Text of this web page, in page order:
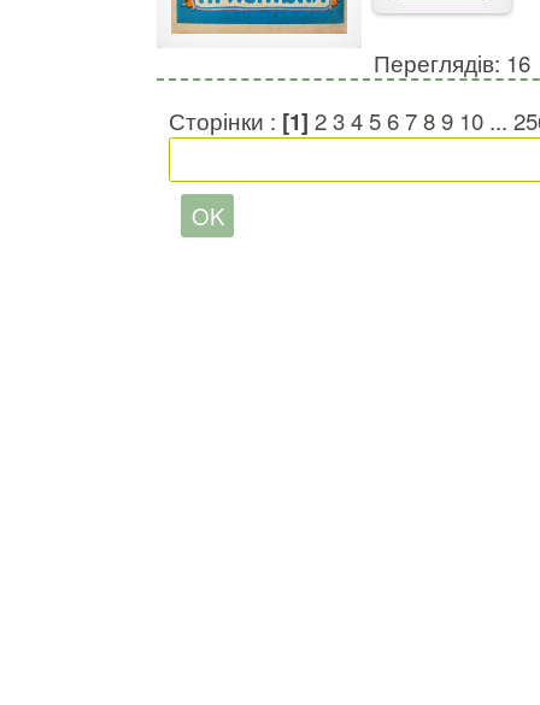
Переглядів: 16
Сторінки : [1] 23456789 10 ...